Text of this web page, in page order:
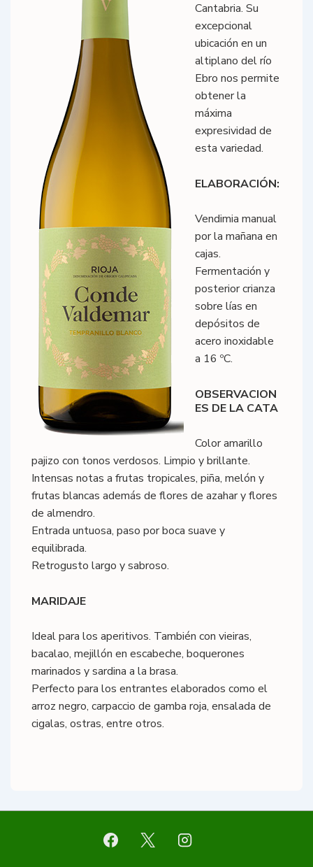
Cantabria. Su
excepcional
ubicación en un
altiplano del río
Ebro nos permite
obtener la
máxima
expresividad de
esta variedad.
ELABORACIÓN:
Vendimia manual
por la mañana en
cajas.
Fermentación y
posterior crianza
sobre lías en
depósitos de
acero inoxidable
a 16 ºC.
OBSERVACION
ES DE LA CATA
Color amarillo
pajizo con tonos verdosos. Limpio y brillante.
Intensas notas a frutas tropicales, piña, melón y
frutas blancas además de flores de azahar y flores
de almendro.
Entrada untuosa, paso por boca suave y
equilibrada.
Retrogusto largo y sabroso.
MARIDAJE
Ideal para los aperitivos. También con vieiras,
bacalao, mejillón en escabeche, boquerones
marinados y sardina a la brasa.
Perfecto para los entrantes elaborados como el
arroz negro, carpaccio de gamba roja, ensalada de
cigalas, ostras, entre otros.